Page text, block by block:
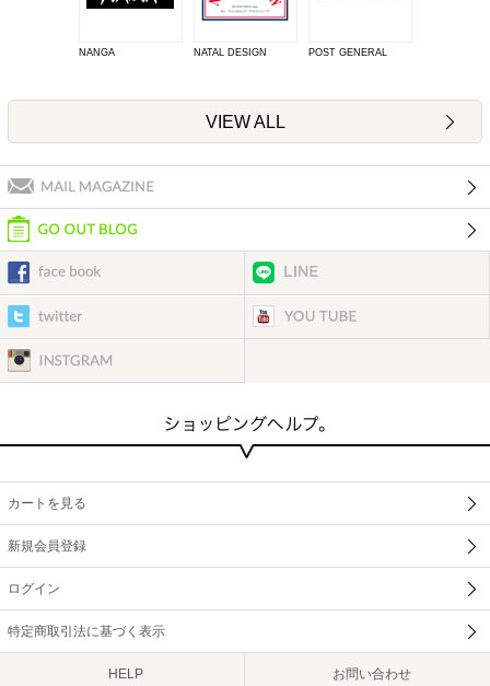
NANGA NATAL DESIGN POST GENERAL
VIEW ALL
カートを見る
新規会員登録
ログイン
特定商取引法に基づく表示
HELP お問い合わせ